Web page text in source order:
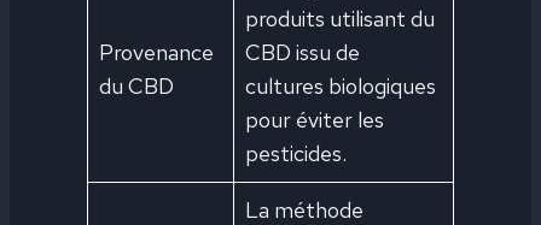
Provenance
du CBD
produits utilisant du
CBD issu de
cultures biologiques
pour éviter les
pesticides.
La méthode